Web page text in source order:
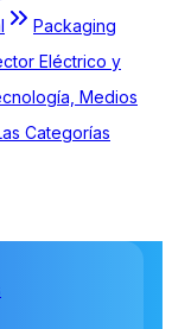
Packaging
Eléctrico y
Medios
Categorías